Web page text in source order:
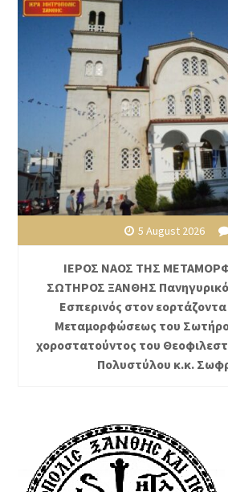
5 August 2026
ΙΕΡΟΣ ΝΑΟΣ ΤΗΣ
ΣΩΤΗΡΟΣ ΞΑΝΘΗΣ
Εσπερινός στον
Μεταμορφώσεως του
χοροστατούντος του
Πολυστύλου κ.κ.